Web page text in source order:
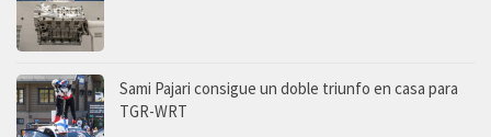
Sami Pajari consigue un doble triunfo en casa para
TGR-WRT